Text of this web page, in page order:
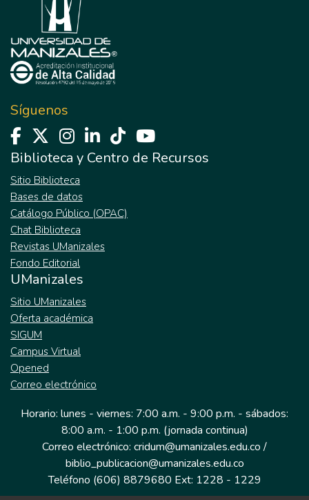
Síguenos
Biblioteca y Centro de Recursos
Sitio Biblioteca
Bases de datos
Catálogo Público (OPAC)
Chat Biblioteca
Revistas UManizales
Fondo Editorial
UManizales
Sitio UManizales
Oferta académica
SIGUM
Campus Virtual
Opened
Correo electrónico
Horario: lunes - viernes: 7:00 a.m. - 9:00 p.m. - sábados:
8:00 a.m. - 1:00 p.m. (jornada continua)
Correo electrónico: cridum@umanizales.edu.co /
biblio_publicacion@umanizales.edu.co
Teléfono (606) 8879680 Ext: 1228 - 1229